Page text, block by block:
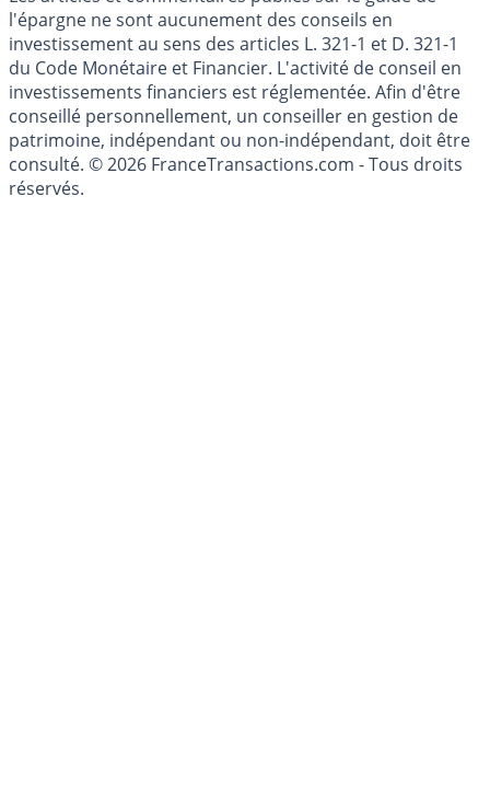
Les articles et commentaires publiés sur le guide de
l'épargne ne sont aucunement des conseils en
investissement au sens des articles L. 321-1 et D. 321-1
du Code Monétaire et Financier. L'activité de conseil en
investissements financiers est réglementée. Afin d'être
conseillé personnellement, un conseiller en gestion de
patrimoine, indépendant ou non-indépendant, doit être
consulté. © 2026 FranceTransactions.com - Tous droits